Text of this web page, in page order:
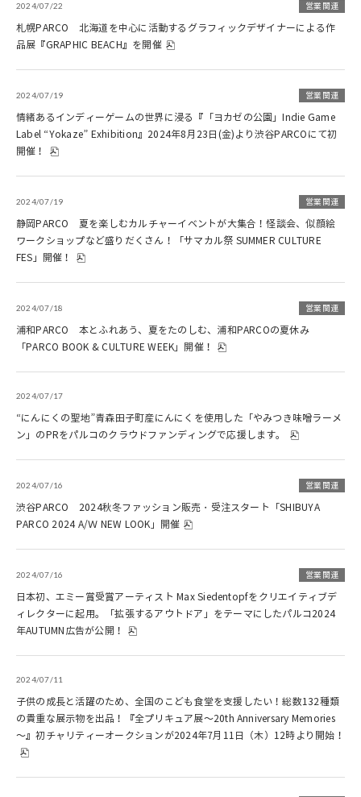
2024/07/22 営業関連
札幌PARCO 北海道を中心に活動するグラフィックデザイナーによる作
品展『GRAPHIC BEACH』を開催
2024/07/19 営業関連
情緒あるインディーゲームの世界に浸る『「ヨカゼの公園」Indie Game
Label “Yokaze” Exhibition』2024年8月23日(金)より渋谷PARCOにて初
開催！
2024/07/19 営業関連
静岡PARCO 夏を楽しむカルチャーイベントが大集合！怪談会、似顔絵
ワークショップなど盛りだくさん！「サマカル祭 SUMMER CULTURE
FES」開催！
2024/07/18 営業関連
浦和PARCO 本とふれあう、夏をたのしむ、浦和PARCOの夏休み
「PARCO BOOK & CULTURE WEEK」開催！
2024/07/17
“にんにくの聖地”青森田子町産にんにくを使用した「やみつき味噌ラーメ
ン」のPRをパルコのクラウドファンディングで応援します。
2024/07/16 営業関連
渋谷PARCO 2024秋冬ファッション販売・受注スタート「SHIBUYA
PARCO 2024 A/Ｗ NEW LOOK」開催
2024/07/16 営業関連
日本初、エミー賞受賞アーティスト Max Siedentopfをクリエイティブデ
ィレクターに起用。「拡張するアウトドア」をテーマにしたパルコ2024
年AUTUMN広告が公開！
2024/07/11
子供の成長と活躍のため、全国のこども食堂を支援したい！総数132種類
の貴重な展示物を出品！『全プリキュア展～20th Anniversary Memories
～』初チャリティーオークションが2024年7月11日（木）12時より開始！